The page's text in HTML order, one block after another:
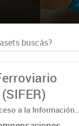
a la Información